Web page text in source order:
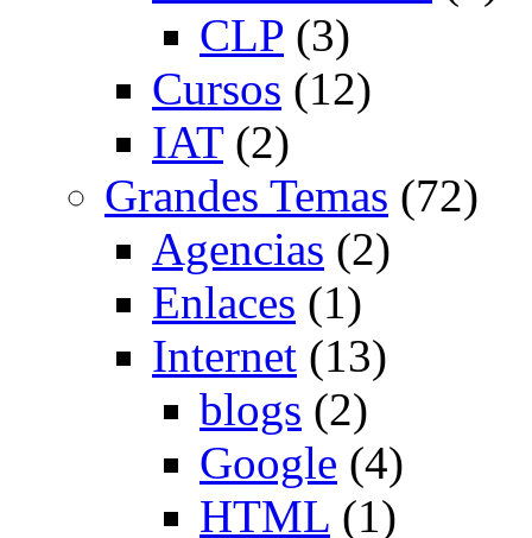
CLP (3)
Cursos (12)
IAT(2)
Grandes Temas (72)
Agencias (2)
Enlaces (1)
Internet (13)
blogs (2)
Google (4)
HTML (1)